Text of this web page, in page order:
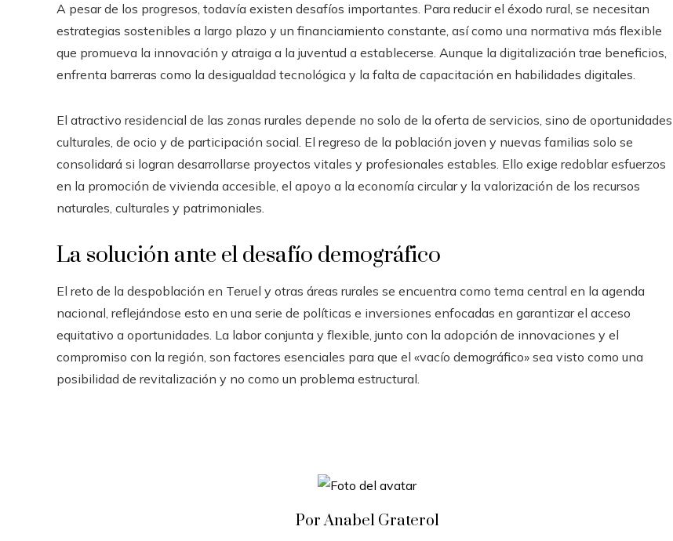
A pesar de los progresos, todavía existen desafíos importantes. Para reducir el éxodo rural, se necesitan
estrategias sostenibles a largo plazo y un financiamiento constante, así como una normativa más flexible
que promueva la innovación y atraiga a la juventud a establecerse. Aunque la digitalización trae beneficios,
enfrenta barreras como la desigualdad tecnológica y la falta de capacitación en habilidades digitales.
El atractivo residencial de las zonas rurales depende no solo de la oferta de servicios, sino de oportunidades
culturales, de ocio y de participación social. El regreso de la población joven y nuevas familias solo se
consolidará si logran desarrollarse proyectos vitales y profesionales estables. Ello exige redoblar esfuerzos
en la promoción de vivienda accesible, el apoyo a la economía circular y la valorización de los recursos
naturales, culturales y patrimoniales.
La solución ante el desafío demográfico
El reto de la despoblación en Teruel y otras áreas rurales se encuentra como tema central en la agenda
nacional, reflejándose esto en una serie de políticas e inversiones enfocadas en garantizar el acceso
equitativo a oportunidades. La labor conjunta y flexible, junto con la adopción de innovaciones y el
compromiso con la región, son factores esenciales para que el «vacío demográfico» sea visto como una
posibilidad de revitalización y no como un problema estructural.
Por Anabel Graterol